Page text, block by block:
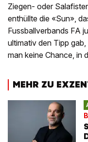
Ziegen- oder
enthüllte die «Sun»,
Fussballverbands FA
ultimativ den Tipp
man keine Chance, in
MEHR ZU